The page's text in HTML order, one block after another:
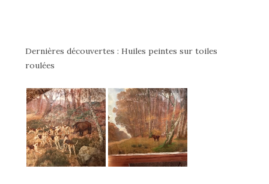
Dernières découvertes : Huiles peintes sur toiles
roulées